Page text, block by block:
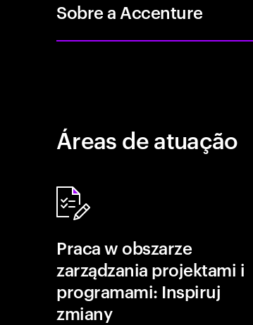
Sobre a Accenture
Áreas de atuação
Praca w obszarze
zarządzania projektami i
programami: Inspiruj
zmiany